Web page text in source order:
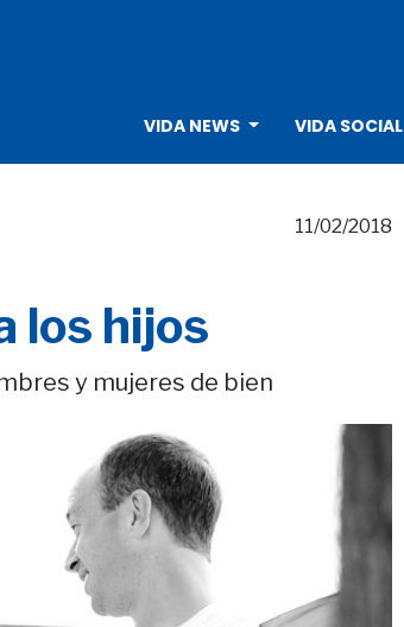
VIDA NEWS VIDA SOCIAL
11/02/2018
los hijos
y mujeres de bien